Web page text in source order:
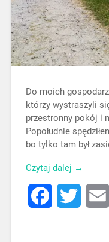
Do moich
którzy wystraszyli
przestronny pokój i
Popołudnie
bo tylko tam był
Czytaj dalej →
FacebookTwitter